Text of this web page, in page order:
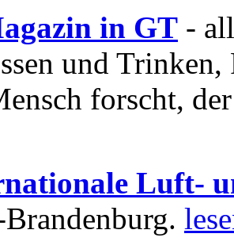
in GT -
und
forscht,
Luft-